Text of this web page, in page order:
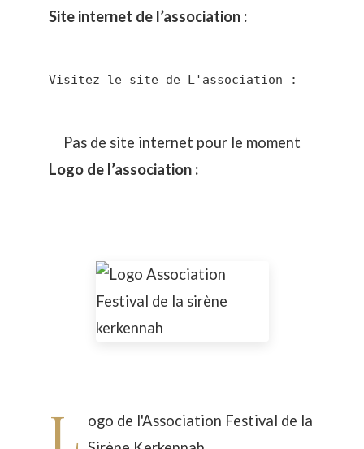
Site internet de l’association :
Visitez le site de L'association :
Pas de site internet pour le moment
Logo de l’association :
L ogo de l'Association Festival de la